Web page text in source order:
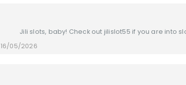
Jili slots, baby! Check out jilislot55 if you are into
16/05/2026 at 21:11